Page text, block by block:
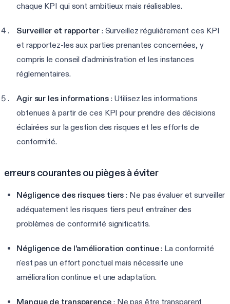
chaque KPI qui sont ambitieux mais réalisables.
Surveiller et rapporter: Surveillez régulièrement ces KPI
et rapportez-les aux parties prenantes concernées, y
compris le conseil d'administration et les instances
réglementaires.
Agir sur les informations: Utilisez les informations
obtenues à partir de ces KPI pour prendre des décisions
éclairées sur la gestion des risques et les efforts de
conformité.
erreurs courantes ou pièges à éviter
Négligence des risques tiers : Ne pas évaluer et surveiller
adéquatement les risques tiers peut entraîner des
problèmes de conformité significatifs.
Négligence de l'amélioration continue: La conformité
n'est pas un effort ponctuel mais nécessite une
amélioration continue et une adaptation.
Manque de transparence: Ne pas être transparent